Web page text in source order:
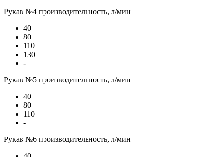
Рукав №4 производительность, л/мин
40
80
110
130
-
Рукав №5 производительность, л/мин
40
80
110
-
Рукав №6 производительность, л/мин